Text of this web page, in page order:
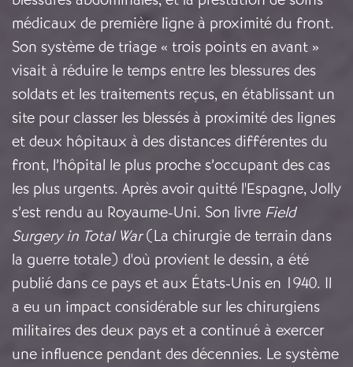
médicaux de première ligne à proximité du front.
Son système de triage « trois points en avant »
visait à réduire le temps entre les blessures des
soldats et les traitements reçus, en établissant un
site pour classer les blessés à proximité des lignes
et deux hôpitaux à des distances différentes du
front, l’hôpital le plus proche s’occupant des cas
les plus urgents. Après avoir quitté l'Espagne, Jolly
s’est rendu au Royaume-Uni. Son livre Field
Surgery in Total War(La chirurgie de terrain dans
la guerre totale) d'où provient le dessin, a été
publié dans ce pays et aux États-Unis en 1940. Il
a eu un impact considérable sur les chirurgiens
militaires des deux pays et a continué à exercer
une influence pendant des décennies. Le système